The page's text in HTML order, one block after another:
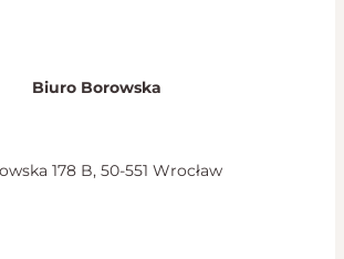
Biuro Borowska
178 B, 50-551 Wrocław